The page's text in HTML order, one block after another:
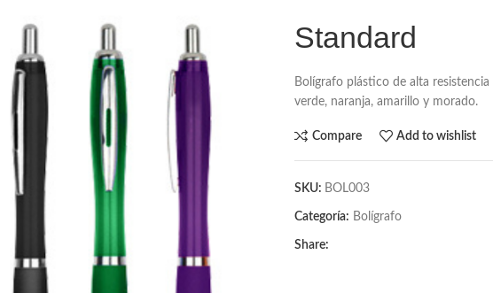
Standard
Bolígrafo plástico de alta
verde, naranja, amarillo y morado.
Compare Add to wishlist
SKU: BOL003
Categoría: Bolígrafo
Share: